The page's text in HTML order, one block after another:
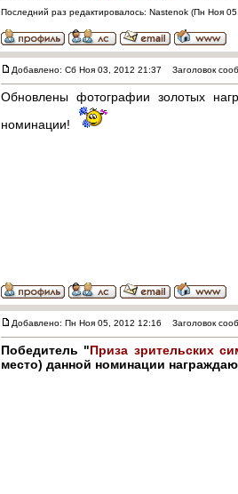
Последний раз редактировалось: Nastenok (Пн Ноя
Добавлено: Сб Ноя 03, 2012 21:37 Заголовок
Обновлены фотографии золотых
номинации!
Добавлено: Пн Ноя 05, 2012 12:16 Заголовок
Победитель "Приза зрительских
место) данной номинации